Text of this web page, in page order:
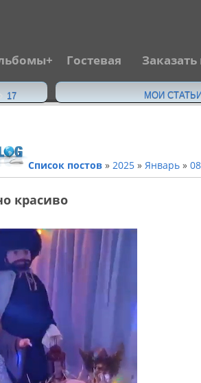
Гостевая
17 · МОИ
Список постов» 2025 » Январь » 08
красиво